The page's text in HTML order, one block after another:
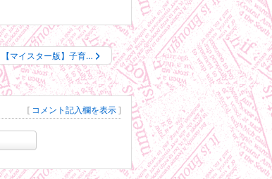
【マイスター版】子育…
[ コメント記入欄を表示 ]